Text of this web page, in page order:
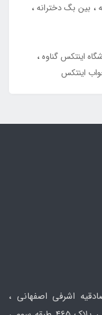
بین بگ دخترانه
اینتکس گناوه
اینتکس
اشرفی اصفهانی ،